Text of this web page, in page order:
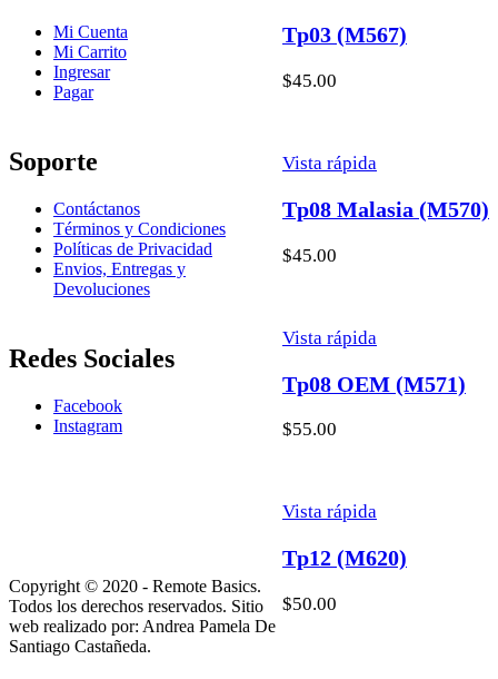
Tp03 (M567)
$45.00
Vista rápida
Tp08 Malasia (M570)
$45.00
Vista rápida
Tp08 OEM (M571)
$55.00
Vista rápida
Tp12 (M620)
$50.00
Mi Cuenta
Mi Carrito
Ingresar
Pagar
Soporte
Contáctanos
Términos y Condiciones
Políticas de Privacidad
Envios, Entregas y
Devoluciones
Redes Sociales
Facebook
Instagram
Copyright © 2020 - Remote Basics.
Todos los derechos reservados. Sitio
web realizado por: Andrea Pamela De
Santiago Castañeda.